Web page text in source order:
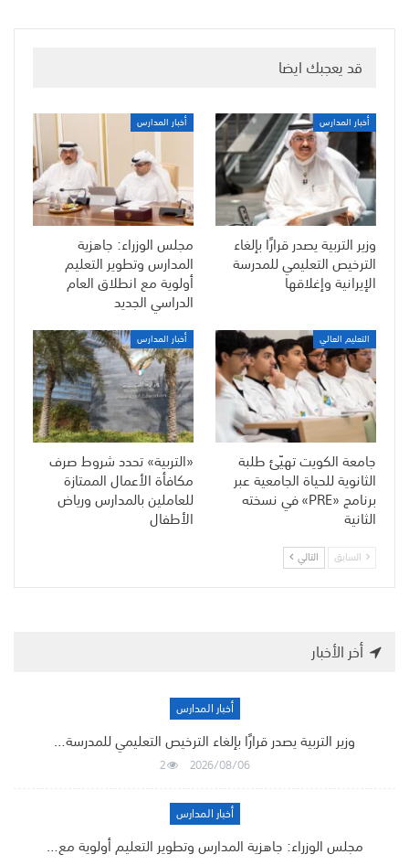
قد يعجبك ايضا
أخبار المدارس
وزير التربية يصدر قرارًا بإلغاء
الترخيص التعليمي للمدرسة
الإيرانية وإغلاقها
أخبار المدارس
مجلس الوزراء: جاهزية
المدارس وتطوير التعليم
أولوية مع انطلاق العام
الدراسي الجديد
التعليم العالي
جامعة الكويت تهيّئ طلبة
الثانوية للحياة الجامعية عبر
برنامج «PRE» في نسخته
الثانية
أخبار المدارس
«التربية» تحدد شروط صرف
مكافأة الأعمال الممتازة
للعاملين بالمدارس ورياض
الأطفال
السابق التالي
أخر الأخبار
أخبار المدارس
وزير التربية يصدر قرارًا بإلغاء الترخيص التعليمي للمدرسة…
2026/08/06
2
أخبار المدارس
مجلس الوزراء: جاهزية المدارس وتطوير التعليم أولوية مع…